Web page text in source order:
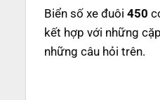
Biển số xe đuôi 450
kết hợp với những
những câu hỏi trên.